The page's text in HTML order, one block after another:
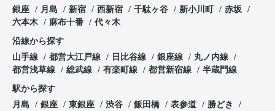
銀座
月島 新宿 西新宿 千駄ヶ谷 新小川町
赤坂
六本木
麻布十番 代々木
沿線から探す
山手線
都営大江戸線 日比谷線 銀座線
丸ノ内線
都営浅草線
総武線 有楽町線 都営新宿線 半蔵門線
駅から探す
月島
銀座 東銀座 渋谷 飯田橋 表参道
勝どき